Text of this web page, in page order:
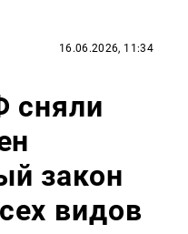
16.06.2026, 11:34
сняли
закон
видов